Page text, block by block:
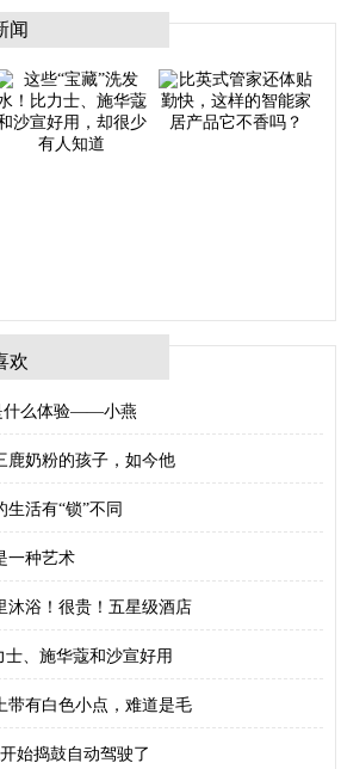
闻
欢
什么体验——小燕
鹿奶粉的孩子，如今他
生活有“锁”不同
一种艺术
沐浴！很贵！五星级酒店
士、施华蔻和沙宣好用
带有白色小点，难道是毛
始捣鼓自动驾驶了